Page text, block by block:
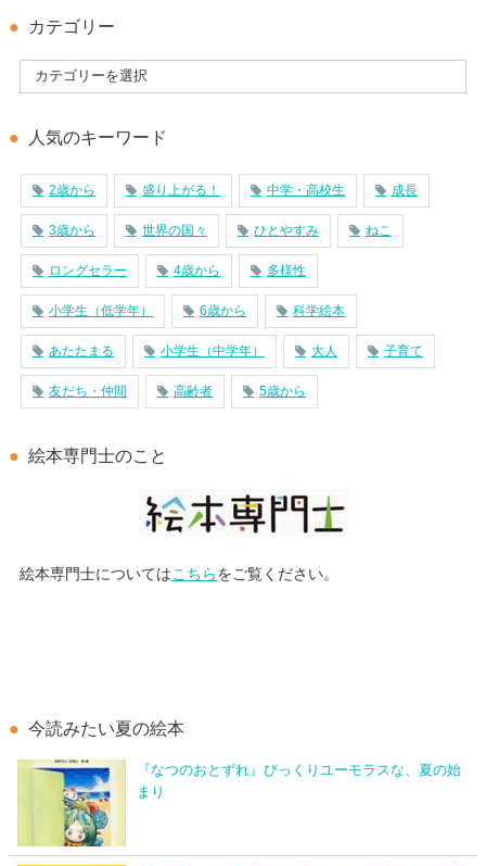
カテゴリー
人気のキーワード
2歳から 盛り上がる！ 中学・高校生 成長
3歳から 世界の国々 ひとやすみ ねこ
ロングセラー 4歳から 多様性
小学生（低学年） 6歳から 科学絵本
あたたまる 小学生（中学年） 大人 子育て
友だち・仲間 高齢者 5歳から
絵本専門士のこと
絵本専門士については こちら をご覧ください。
今読みたい夏の絵本
『なつのおとずれ』びっくりユーモラスな、夏の始
まり